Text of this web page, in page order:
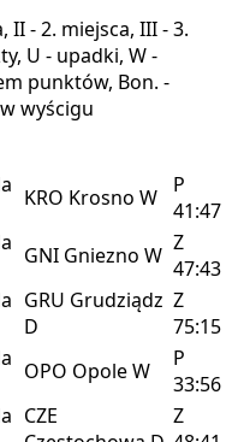
II - 2. miejsca, III - 3.
U - upadki, W -
punktów, Bon. -
wyścigu
KRO Krosno W
P
41:47
GNI Gniezno W Z
47:43
GRU Grudziądz
D
Z
75:15
OPO OpoleW
P
33:56
CZE
Z